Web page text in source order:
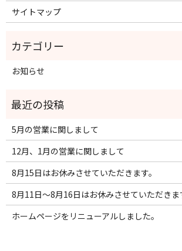
サイトマップ
お知らせ
5月の営業に関しまして
12月、1月の営業に関しまして
8月15日はお休みさせていただきます。
8月11日～8月16日はお休みさせていただきま
ホームページをリニューアルしました。